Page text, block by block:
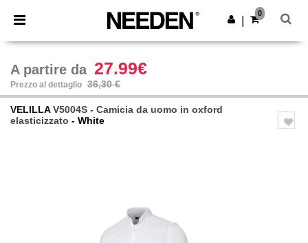
× App Needen
Prezzi migliori sull'app!
Scarica app
0
A partire da 27.99€
Prezzo al dettaglio 36,30 €
VELILLAV5004S - Camicia da uomo in oxford
elasticizzato - White